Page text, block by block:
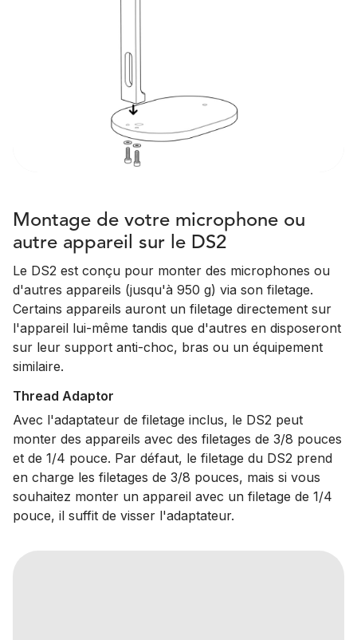
Montage de votre microphone ou
autre appareil sur le DS2
Le DS2 est conçu pour monter des microphones ou
d'autres appareils (jusqu'à 950 g) via son filetage.
Certains appareils auront un filetage directement sur
l'appareil lui-même tandis que d'autres en disposeront
sur leur support anti-choc, bras ou un équipement
similaire.
Thread Adaptor
Avec l'adaptateur de filetage inclus, le DS2 peut
monter des appareils avec des filetages de 3/8 pouces
et de 1/4 pouce. Par défaut, le filetage du DS2 prend
en charge les filetages de 3/8 pouces, mais si vous
souhaitez monter un appareil avec un filetage de 1/4
pouce, il suffit de visser l'adaptateur.